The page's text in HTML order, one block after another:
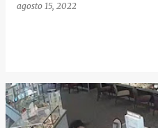
agosto 15, 2022